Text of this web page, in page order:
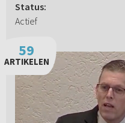
Status:
Actief
59
ARTIKELEN